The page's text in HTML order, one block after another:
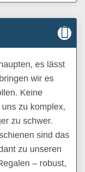
es lässt
wir es
Keine
zu komplex,
zu schwer.
sind das
zu unseren
– robust,